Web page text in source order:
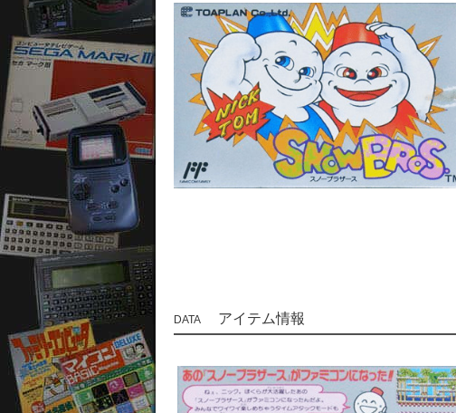
アイテム情報